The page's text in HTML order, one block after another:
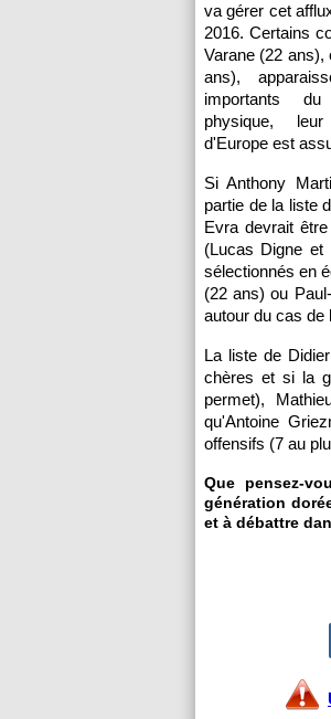
va gérer cet
2016. Certains
Varane (22 ans),
ans),
importants
physique,
d'Europe est
Si Anthony
partie de la liste
Evra devrait
(Lucas Digne et
sélectionnés en
(22 ans) ou
autour du cas de
La liste de
chères et si la
permet),
qu'Antoine
offensifs (7 au
Que pensez-
génération
et à débattre